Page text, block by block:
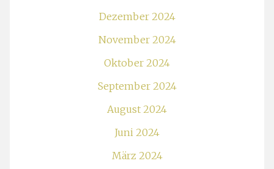
Dezember 2024
November 2024
Oktober 2024
September 2024
August 2024
Juni 2024
März 2024